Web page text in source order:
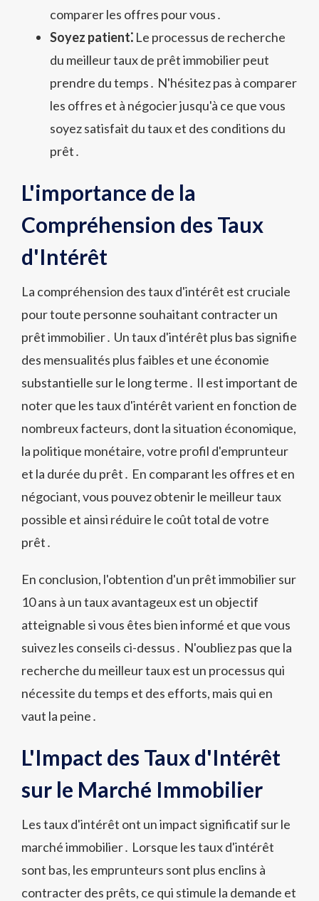
comparer les offres pour vous․
Soyez patient⁚ Le processus de recherche
du meilleur taux de prêt immobilier peut
prendre du temps․ N'hésitez pas à comparer
les offres et à négocier jusqu'à ce que vous
soyez satisfait du taux et des conditions du
prêt․
L'importance de la
Compréhension des Taux
d'Intérêt
La compréhension des taux d'intérêt est cruciale
pour toute personne souhaitant contracter un
prêt immobilier․ Un taux d'intérêt plus bas signifie
des mensualités plus faibles et une économie
substantielle sur le long terme․ Il est important de
noter que les taux d'intérêt varient en fonction de
nombreux facteurs, dont la situation économique,
la politique monétaire, votre profil d'emprunteur
et la durée du prêt․ En comparant les offres et en
négociant, vous pouvez obtenir le meilleur taux
possible et ainsi réduire le coût total de votre
prêt․
En conclusion, l'obtention d'un prêt immobilier sur
10 ans à un taux avantageux est un objectif
atteignable si vous êtes bien informé et que vous
suivez les conseils ci-dessus․ N'oubliez pas que la
recherche du meilleur taux est un processus qui
nécessite du temps et des efforts, mais qui en
vaut la peine․
L'Impact des Taux d'Intérêt
sur le Marché Immobilier
Les taux d'intérêt ont un impact significatif sur le
marché immobilier․ Lorsque les taux d'intérêt
sont bas, les emprunteurs sont plus enclins à
contracter des prêts, ce qui stimule la demande et